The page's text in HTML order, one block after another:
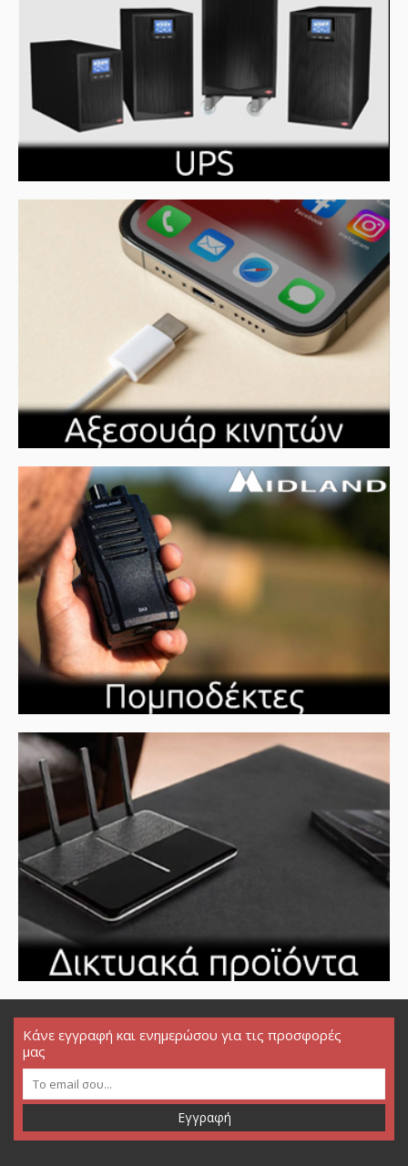
Κάνε εγγραφή και ενημερώσου για τις προσφορές
μας
Εγγραφή